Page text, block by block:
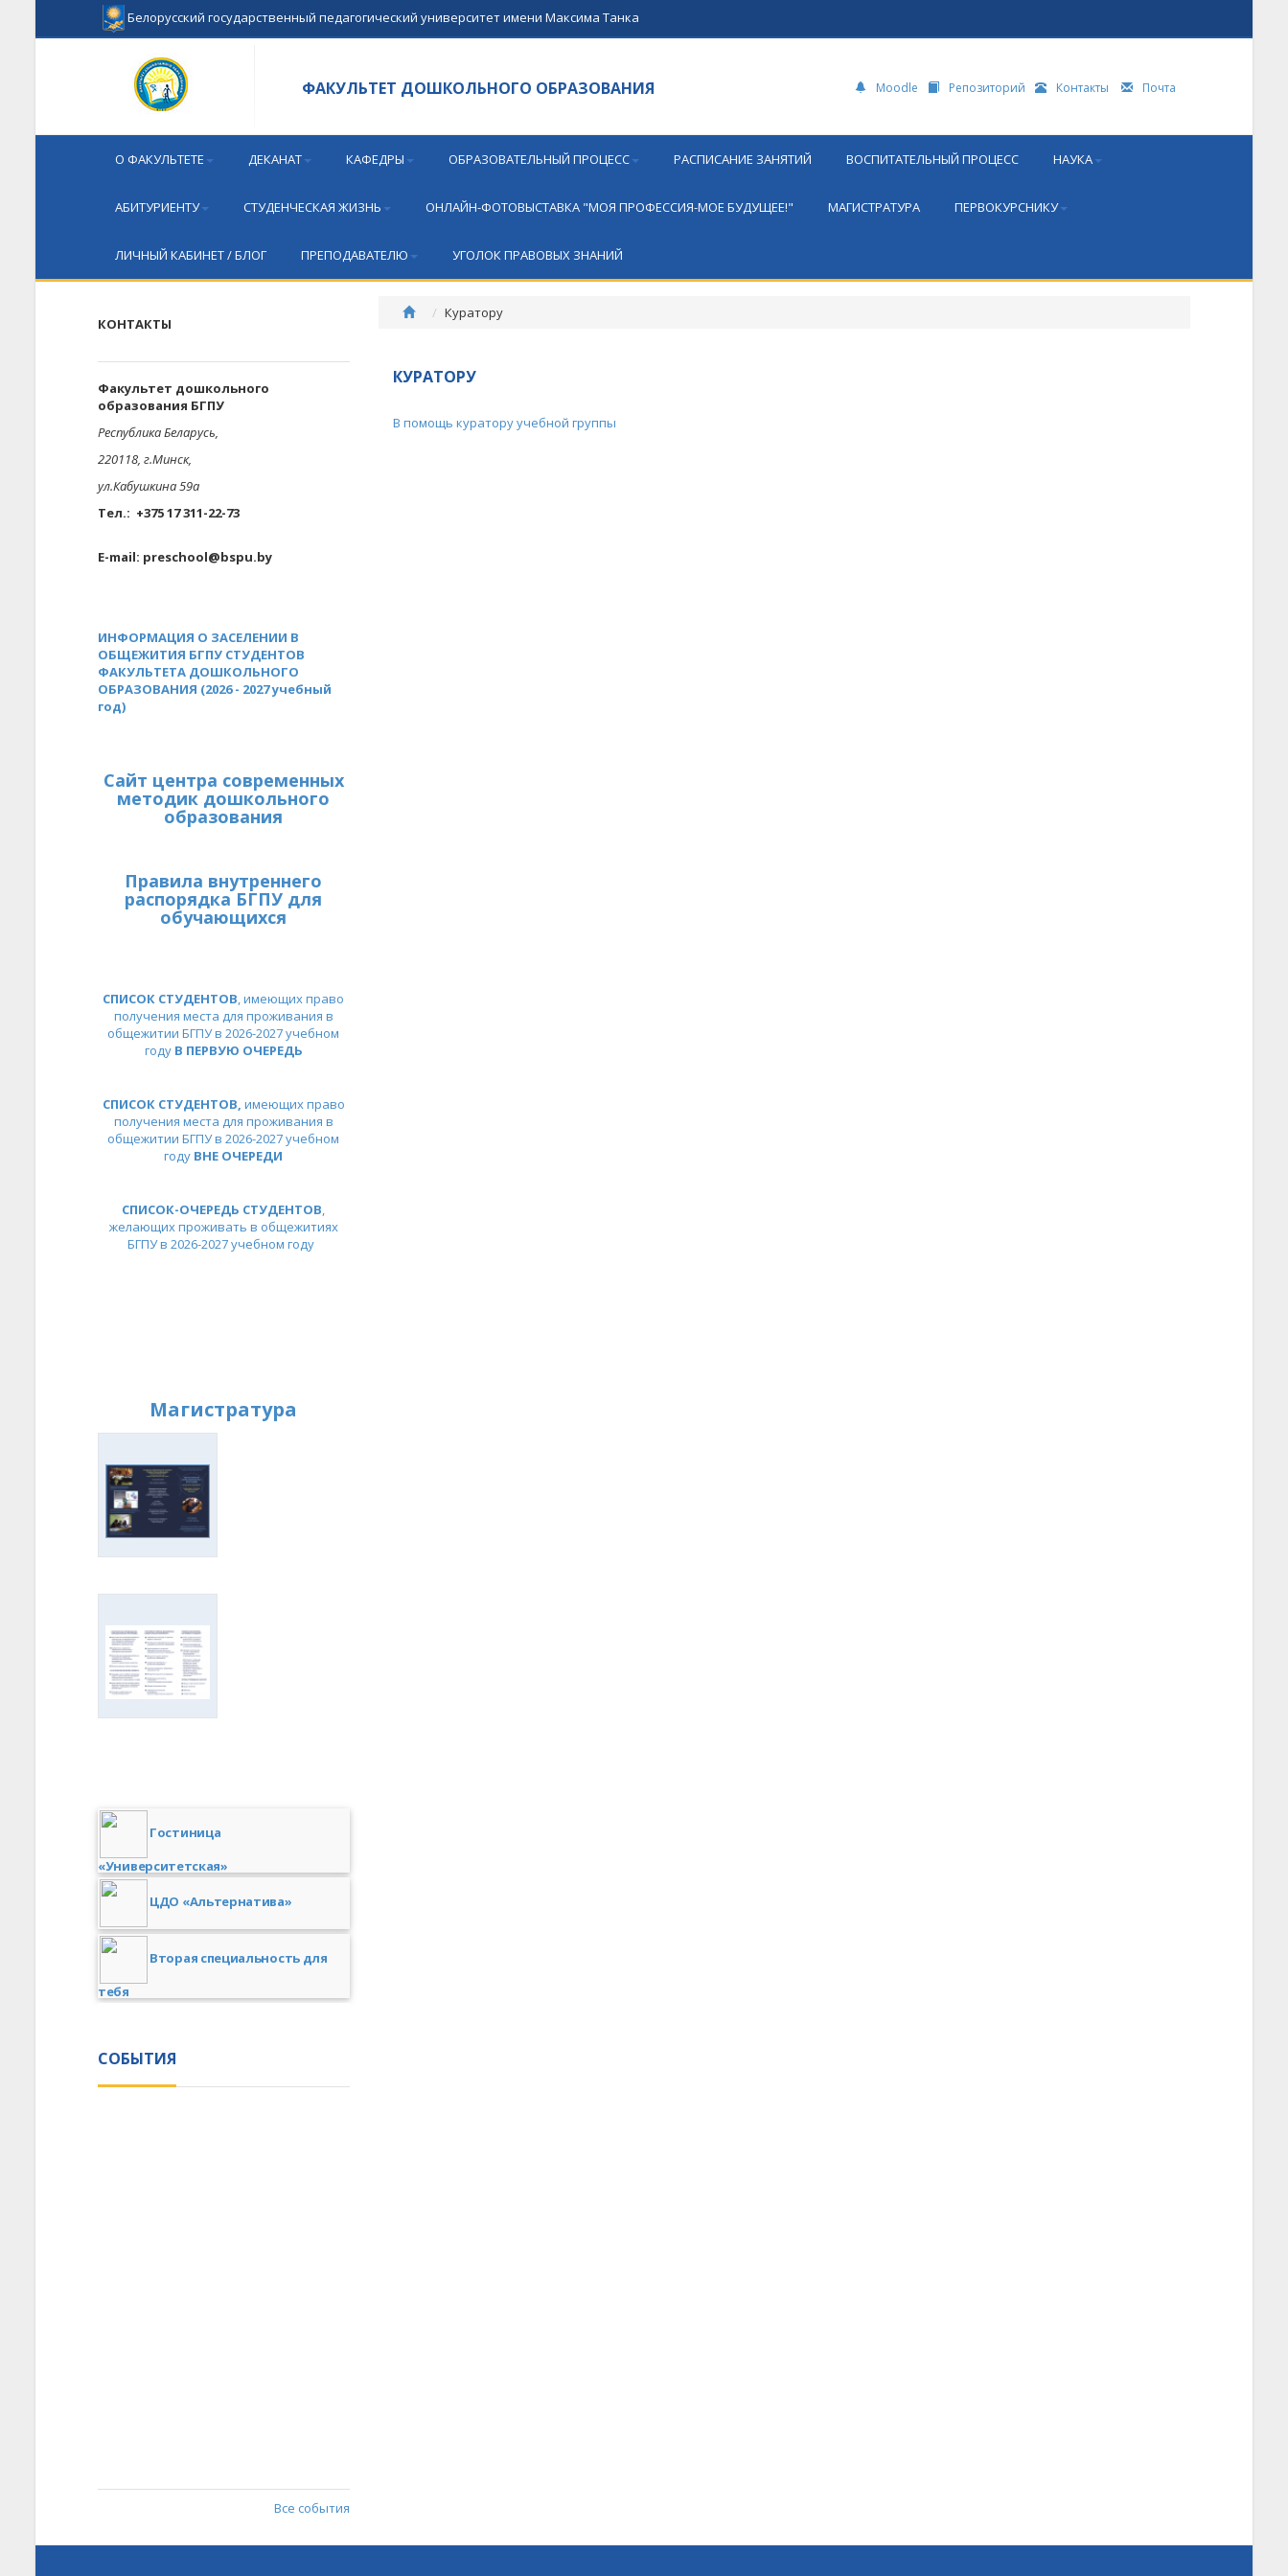
Белорусский государственный педагогический университет имени Максима Танка
ФАКУЛЬТЕТ ДОШКОЛЬНОГО ОБРАЗОВАНИЯ Moodle Репозиторий Контакты Почта
О ФАКУЛЬТЕТЕ ДЕКАНАТ КАФЕДРЫ ОБРАЗОВАТЕЛЬНЫЙ ПРОЦЕСС РАСПИСАНИЕ ЗАНЯТИЙ ВОСПИТАТЕЛЬНЫЙ ПРОЦЕСС НАУКА
АБИТУРИЕНТУ СТУДЕНЧЕСКАЯ ЖИЗНЬ ОНЛАЙН-ФОТОВЫСТАВКА "МОЯ ПРОФЕССИЯ-МОЕ БУДУЩЕЕ!" МАГИСТРАТУРА ПЕРВОКУРСНИКУ
ЛИЧНЫЙ КАБИНЕТ / БЛОГ ПРЕПОДАВАТЕЛЮ УГОЛОК ПРАВОВЫХ ЗНАНИЙ
КОНТАКТЫ
Факультет дошкольного
образования БГПУ
Республика Беларусь,
220118, г.Минск,
ул.Кабушкина 59а
Тел.: +375 17 311-22-73
E-mail: preschool@bspu.by
ИНФОРМАЦИЯ О ЗАСЕЛЕНИИ В
ОБЩЕЖИТИЯ БГПУ СТУДЕНТОВ
ФАКУЛЬТЕТА ДОШКОЛЬНОГО
ОБРАЗОВАНИЯ (2026 - 2027 учебный
год)
Сайт центра современных
методик дошкольного
образования
Правила внутреннего
распорядка БГПУ для
обучающихся
СПИСОК СТУДЕНТОВ, имеющих право
получения места для проживания в
общежитии БГПУ в 2026-2027 учебном
годуВ ПЕРВУЮ ОЧЕРЕДЬ
СПИСОК СТУДЕНТОВ, имеющих право
получения места для проживания в
общежитии БГПУ в 2026-2027 учебном
году ВНЕ ОЧЕРЕДИ
СПИСОК-ОЧЕРЕДЬ СТУДЕНТОВ,
желающих проживать в общежитиях
БГПУ в 2026-2027 учебном году
Магистратура
Гостиница
«Университетская»
ЦДО «Альтернатива»
Вторая специальность для
тебя
СОБЫТИЯ
Все события
Куратору
КУРАТОРУ
В помощь куратору учебной группы